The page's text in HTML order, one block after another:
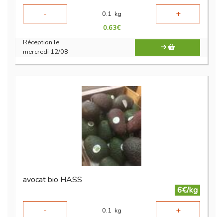
-
0.1 kg +
0.63€
Réception le
mercredi 12/08
avocat bio HASS
6€/kg
-
0.1 kg +